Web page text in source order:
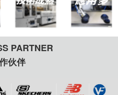
PARTNER
伙伴